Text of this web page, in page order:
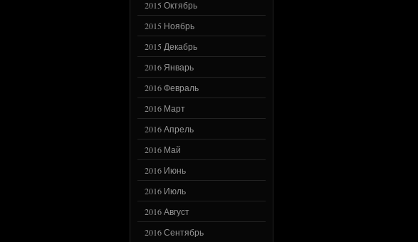
2015 Октябрь
2015 Ноябрь
2015 Декабрь
2016 Январь
2016 Февраль
2016 Март
2016 Апрель
2016 Май
2016 Июнь
2016 Июль
2016 Август
2016 Сентябрь